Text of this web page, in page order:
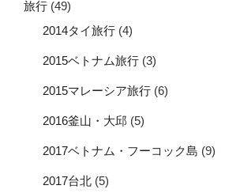
旅行 (49)
2014タイ旅行 (4)
2015ベトナム旅行 (3)
2015マレーシア旅行 (6)
2016釜山・大邱 (5)
2017ベトナム・フーコック島 (9)
2017台北 (5)